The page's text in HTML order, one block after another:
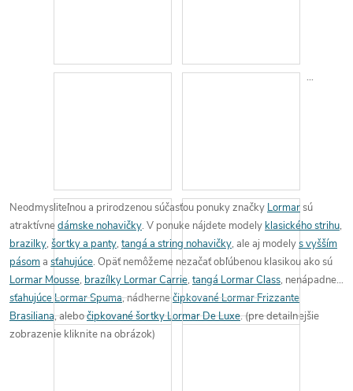
Neodmysliteľnou a prirodzenou súčasťou ponuky značky Lormarsú
atraktívnedámske nohavičky. V ponuke nájdete modely klasického strihu,
brazilky, šortky a panty, tangá a string nohavičky, ale aj modelys vyšším
pásoma sťahujúce. Opäť nemôžeme nezačať obľúbenou klasikou ako sú
Lormar Mousse, brazílky Lormar Carrie, tangá Lormar Class, nenápadne
sťahujúce Lormar Spuma, nádhernečipkované Lormar Frizzante
Brasiliana, alebočipkované šortky Lormar De Luxe.(pre detailnejšie
zobrazenie kliknite na obrázok)